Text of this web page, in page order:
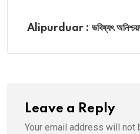
Alipurduar : ভবিষ্যৎ অনিশ্চয়তায়
Leave a Reply
Your email address will not